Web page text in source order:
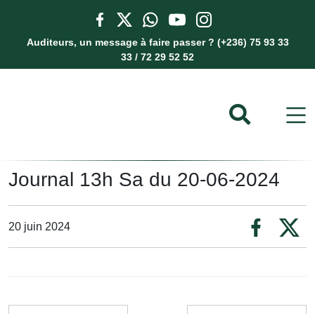
Auditeurs, un message à faire passer ? (+236) 75 93 33
33 / 72 29 52 52
Journal 13h Sa du 20-06-2024
20 juin 2024